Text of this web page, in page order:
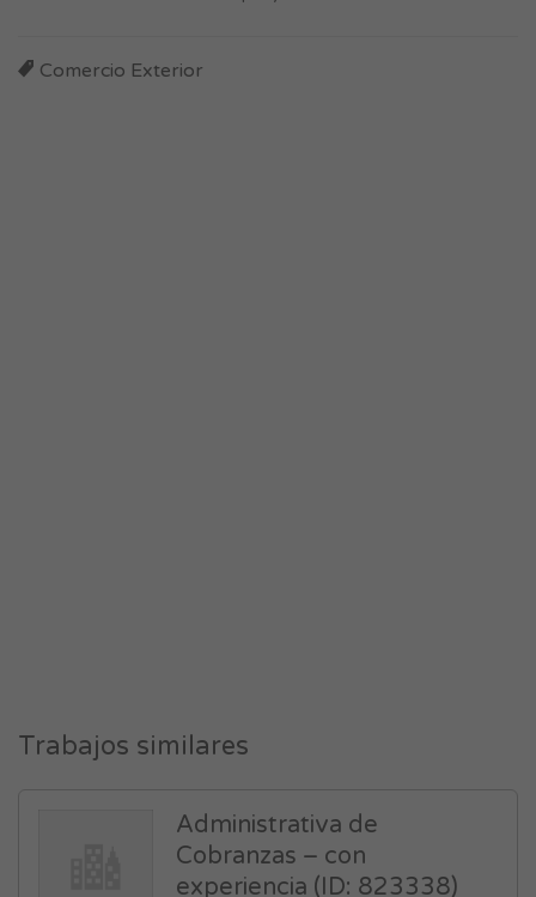
Comercio Exterior
Trabajos similares
Administrativa de
Cobranzas – con
experiencia (ID: 823338)